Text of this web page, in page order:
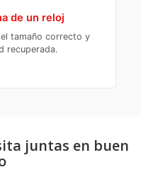
de un reloj
tamaño correcto y
recuperada.
juntas en buen